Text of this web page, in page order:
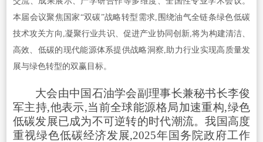
本届会议聚焦国家“双碳”战略转型需求,围绕油气全链条绿色低碳
技术攻关方向,凝聚行业共识、促进产业协同创新,将为构建清洁、
高效、低碳的现代能源体系提供战略洞察,助力行业实现高质量发
展与绿色转型的双赢目标。
大会由中国石油学会副理事长兼秘书长李俊
军主持,他表示,当前全球能源格局加速重构,绿色
低碳发展已成为不可逆转的时代潮流。我国高度
重视绿色低碳经济发展,2025年国务院政府工作